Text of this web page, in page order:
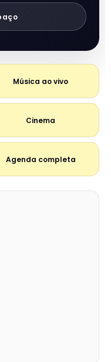
Música ao vivo
Cinema
Agenda completa